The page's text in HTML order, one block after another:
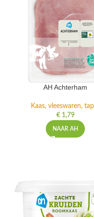
AH Achterham
Kaas, vleeswaren,
€1,79
NAAR AH